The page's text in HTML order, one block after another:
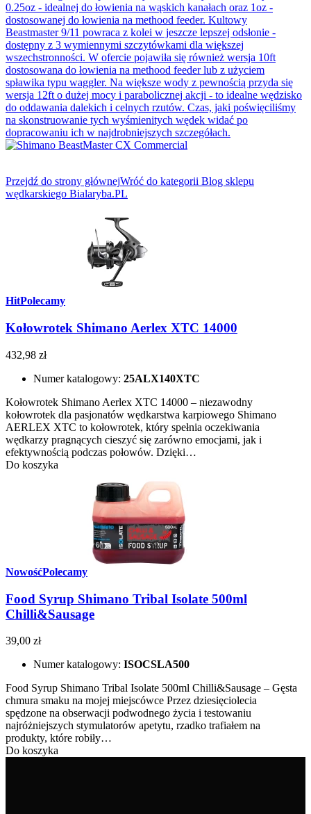
0.25oz - idealnej do łowienia na wąskich kanałach oraz 1oz -
dostosowanej do łowienia na methood feeder. Kultowy
Beastmaster 9/11 powraca z kolei w jeszcze lepszej odsłonie -
dostępny z 3 wymiennymi szczytówkami dla większej
wszechstronności. W ofercie pojawiła się również wersja 10ft
dostosowana do łowienia na methood feeder lub z użyciem
spławika typu waggler. Na większe wody z pewnością przyda się
wersja 12ft o dużej mocy i parabolicznej akcji - to idealne wędzisko
do oddawania dalekich i celnych rzutów. Czas, jaki poświęciliśmy
na skonstruowanie tych wyśmienitych wędek widać po
dopracowaniu ich w najdrobniejszych szczegółach.
Przejdź do strony głównejWróć do kategorii Blog sklepu
wędkarskiego Bialaryba.PL
HitPolecamy
Kołowrotek Shimano Aerlex XTC 14000
432,98 zł
Numer katalogowy: 25ALX140XTC
Kołowrotek Shimano Aerlex XTC 14000 – niezawodny
kołowrotek dla pasjonatów wędkarstwa karpiowego Shimano
AERLEX XTC to kołowrotek, który spełnia oczekiwania
wędkarzy pragnących cieszyć się zarówno emocjami, jak i
efektywnością podczas połowów. Dzięki…
Do koszyka
NowośćPolecamy
Food Syrup Shimano Tribal Isolate 500ml
Chilli&Sausage
39,00 zł
Numer katalogowy: ISOCSLA500
Food Syrup Shimano Tribal Isolate 500ml Chilli&Sausage – Gęsta
chmura smaku na mojej miejscówce Przez dziesięciolecia
spędzone na obserwacji podwodnego życia i testowaniu
najróżniejszych stymulatorów apetytu, rzadko trafiałem na
produkty, które robiły…
Do koszyka